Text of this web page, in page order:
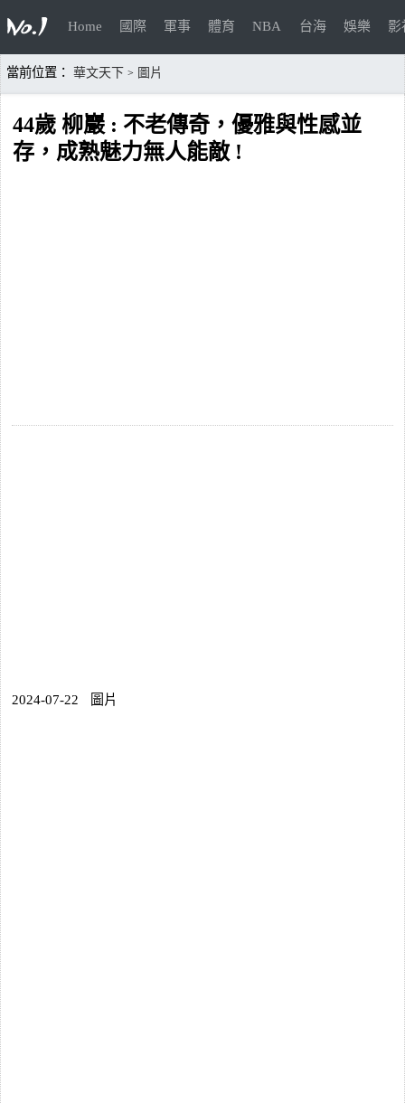
Home 國際 軍事 體育 NBA 台海 娛樂 影
當前位置： 華文天下 > 圖片
44歲 柳巖 : 不老傳奇，優雅與性感並
存，成熟魅力無人能敵 !
2024-07-22 圖片